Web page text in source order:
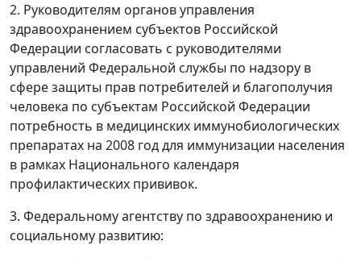
2. Руководителям органов управления
здравоохранением субъектов Российской
Федерации согласовать с руководителями
управлений Федеральной службы по надзору в
сфере защиты прав потребителей и благополучия
человека по субъектам Российской Федерации
потребность в медицинских иммунобиологических
препаратах на 2008 год для иммунизации населения
в рамках Национального календаря
профилактических прививок.
3. Федеральному агентству по здравоохранению и
социальному развитию: